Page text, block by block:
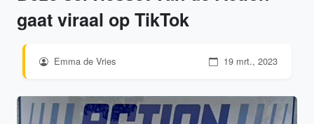
gaat viraal op TikTok
Emma de Vries 19 mrt., 2023